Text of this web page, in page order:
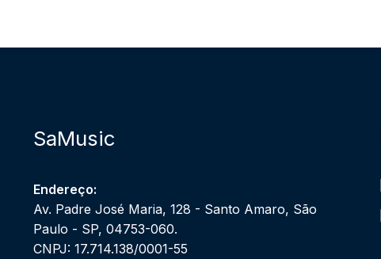
SaMusic
Endereço:
Av. Padre José Maria, 128 - Santo Amaro, São
Paulo - SP, 04753-060.
CNPJ: 17.714.138/0001-55